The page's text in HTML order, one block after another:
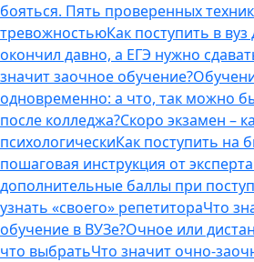
бояться. Пять проверенных
тревожностьюКак поступить в
окончил давно, а ЕГЭ нужно
значит заочное обучение?
одновременно: а что, так можно
после колледжа?Скоро экзамен –
психологическиКак поступить на
пошаговая инструкция от эксперта
дополнительные баллы при
узнать «своего» репетитораЧто
обучение в ВУЗе?Очное или
что выбратьЧто значит очно-